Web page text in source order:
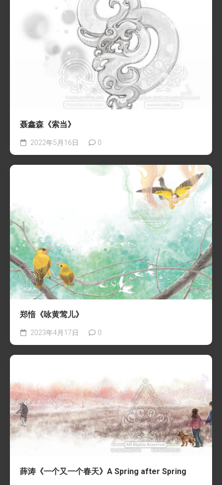
聂鑫森《索当》
2022年5月16日 0
郑愔《咏黄莺儿》
2023年4月17日 0
薛涛《一个又一个春天》A Spring after Spring